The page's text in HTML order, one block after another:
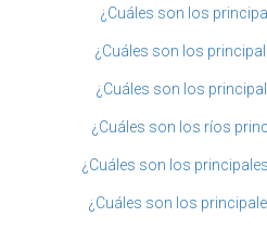
¿Cuáles son los
¿Cuáles son los
¿Cuáles son los
¿Cuáles son los ríos
¿Cuáles son los
¿Cuáles son los